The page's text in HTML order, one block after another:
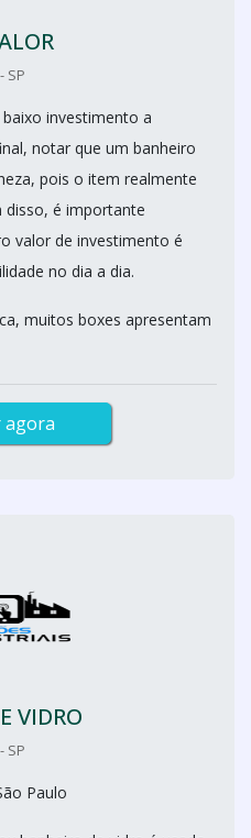
SP
investimento a
notar que um banheiro
pois o item realmente
disso, é importante
valor de investimento é
no dia a dia.
muitos boxes apresentam
agora
VIDRO
SP
Paulo